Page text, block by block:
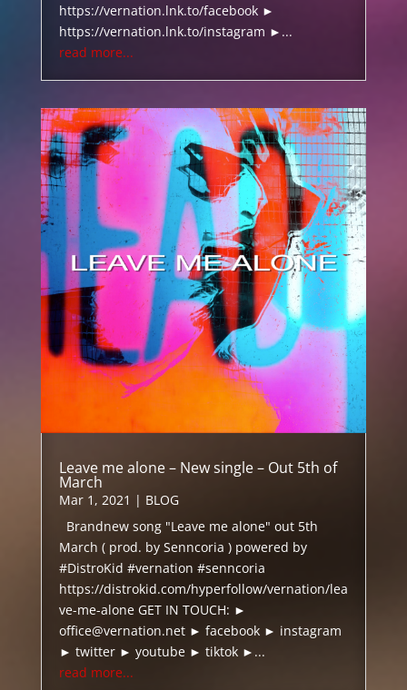
https://vernation.lnk.to/facebook ►
https://vernation.lnk.to/instagram ►...
read more...
Leave me alone – New single – Out 5th of
March
Mar 1, 2021 | BLOG
Brandnew song "Leave me alone" out 5th
March ( prod. by Senncoria ) powered by
#DistroKid #vernation #senncoria
https://distrokid.com/hyperfollow/vernation/lea
ve-me-alone GET IN TOUCH: ►
office@vernation.net ► facebook ► instagram
► twitter ► youtube ► tiktok ►...
read more...